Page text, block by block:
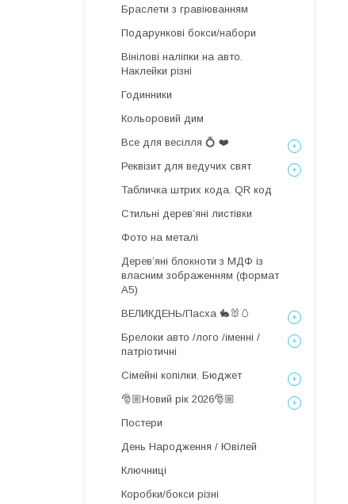
Браслети з гравіюванням
Подарункові бокси/набори
Вінілові наліпки на авто.
Наклейки різні
Годинники
Кольоровий дим
Все для весілля 💍 ❤️
Реквізит для ведучих свят
Табличка штрих кода. QR код
Стильні деревʼяні листівки
Фото на металі
Дерев’яні блокноти з МДФ із
власним зображенням (формат
А5)
ВЕЛИКДЕНЬ/Пасха 🐇🐰🥚
Брелоки авто /лого /іменні /
патріотичні
Сімейні копілки. Бюджет
🎅🏼Новий рік 2026🎅🏼
Постери
День Народження / Ювілей
Ключниці
Коробки/бокси різні